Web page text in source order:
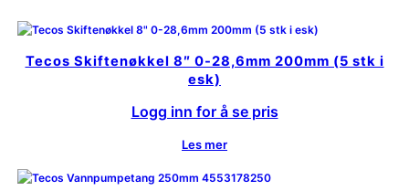
Tecos Skiftenøkkel 8″ 0-28,6mm 200mm (5 stk i
esk)
Logg inn for å se pris
Les mer